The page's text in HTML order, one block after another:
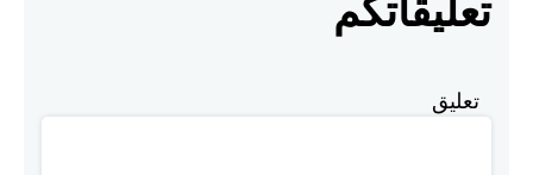
تعليقاتكم
تعليق